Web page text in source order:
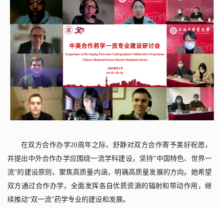
在双方合作办学20周年之际，舒静对双方合作寄予美好祝愿，
并提出中外合作办学应围绕一流学科建设，坚持“中国特色、世界一
流”的建设原则，聚焦高质量内涵，明确高质量发展的方向。她希望
双方通过合作办学，全面发挥各自优质资源的辐射和带动作用，继
续推动“双一流”药学专业的建设和发展。